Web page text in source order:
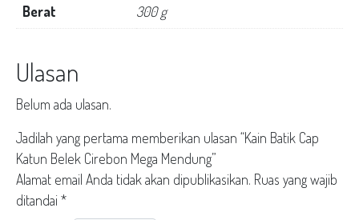
Berat 300 g
Ulasan
Belum ada ulasan.
Jadilah yang pertama memberikan ulasan “Kain Batik Cap
Katun Belek Cirebon Mega Mendung”
Alamat email Anda tidak akan dipublikasikan. Ruas yang wajib
ditandai *